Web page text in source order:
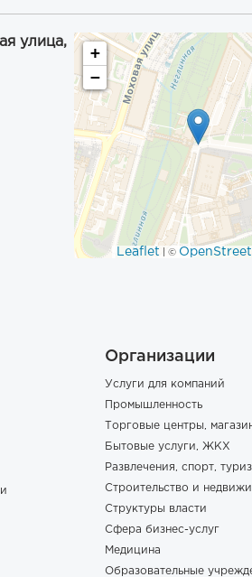
улица,
+
−
Leaflet | ©
Организации
Услуги для компаний
Промышленность
Торговые центры,
Бытовые услуги, ЖКХ
Развлечения, спорт,
Строительство и
Структуры власти
Сфера бизнес-услуг
Медицина
Образовательные